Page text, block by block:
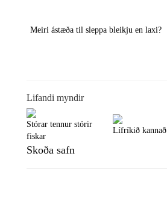
Meiri ástæða til sleppa bleikju en laxi?
Lifandi myndir
Stórar tennur stórir
fiskar
Lífríkið kannað
Skoða safn